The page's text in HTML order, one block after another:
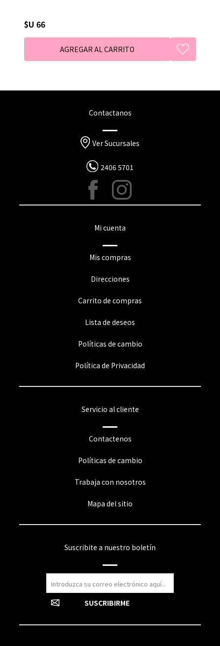
$U 66
Contactanos
Ver Sucursales
2406 5701
Mi cuenta
Mis compras
Direcciones
Carrito de compras
Lista de deseos
Políticas de cambio
Política de Privacidad
Servicio al cliente
Contactenos
Políticas de cambio
Trabaja con nosotros
Mapa del sitio
Suscribite a nuestro boletín